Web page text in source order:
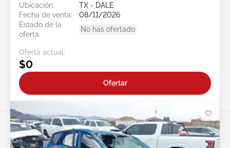
Ubicación:
TX - DALE
Fecha de venta:
08/11/2026
Estado de la
oferta:
No has ofertado
Oferta actual:
$0
Ofertar